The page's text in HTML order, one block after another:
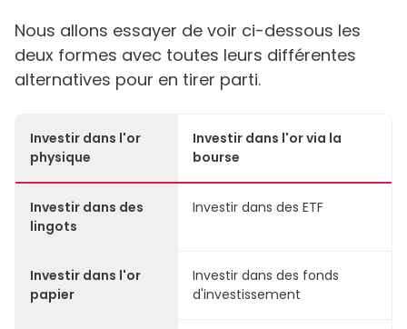
Nous allons essayer de voir ci-dessous les
deux formes avec toutes leurs différentes
alternatives pour en tirer parti.
Investir dans l'or
physique
Investir dans l'or via la
bourse
Investir dans des
lingots
Investir dans des ETF
Investir dans l'or
papier
Investir dans des fonds
d'investissement